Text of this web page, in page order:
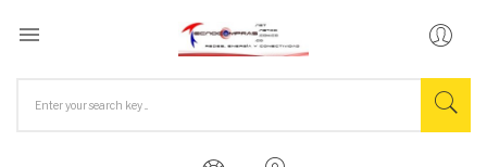
